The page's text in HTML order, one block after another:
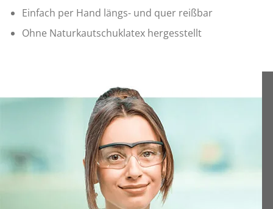
Einfach per Hand längs- und quer reißbar
Ohne Naturkautschuklatex hergesstellt